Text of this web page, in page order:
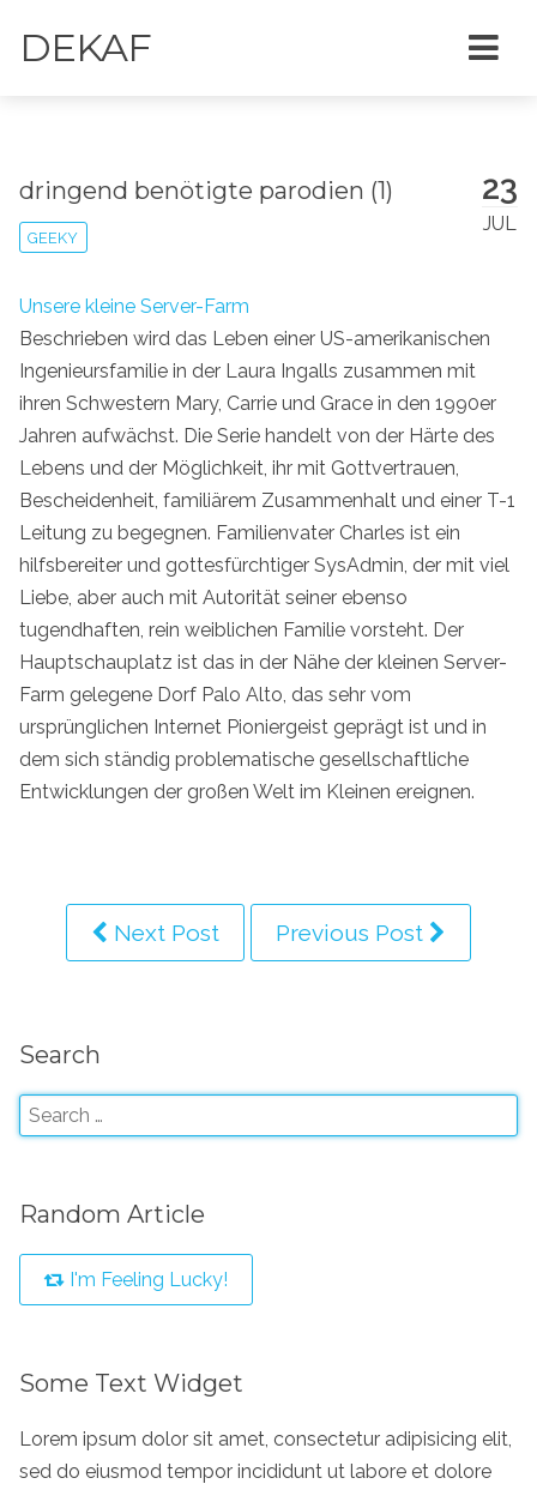
DEKAF
23
JUL
dringend benötigte parodien (1)
GEEKY
Unsere kleine Server-Farm
Beschrieben wird das Leben einer US-amerikanischen
Ingenieursfamilie in der Laura Ingalls zusammen mit
ihren Schwestern Mary, Carrie und Grace in den 1990er
Jahren aufwächst. Die Serie handelt von der Härte des
Lebens und der Möglichkeit, ihr mit Gottvertrauen,
Bescheidenheit, familiärem Zusammenhalt und einer T-1
Leitung zu begegnen. Familienvater Charles ist ein
hilfsbereiter und gottesfürchtiger SysAdmin, der mit viel
Liebe, aber auch mit Autorität seiner ebenso
tugendhaften, rein weiblichen Familie vorsteht. Der
Hauptschauplatz ist das in der Nähe der kleinen Server-
Farm gelegene Dorf Palo Alto, das sehr vom
ursprünglichen Internet Pioniergeist geprägt ist und in
dem sich ständig problematische gesellschaftliche
Entwicklungen der großen Welt im Kleinen ereignen.
Next Post Previous Post
Search
Random Article
I'm Feeling Lucky!
Some Text Widget
Lorem ipsum dolor sit amet, consectetur adipisicing elit,
sed do eiusmod tempor incididunt ut labore et dolore